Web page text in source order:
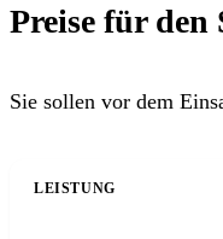
Preise für
Sie sollen vor dem
LEISTUNG